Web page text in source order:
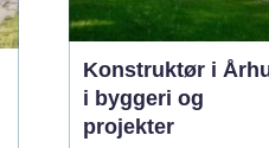
Konstruktør i
i byggeri og
projekter